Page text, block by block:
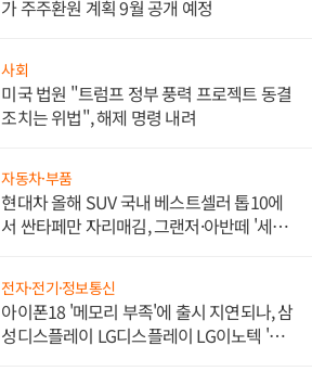
가 주주환원 계획 9월 공개 예정
사회
미국 법원 "트럼프 정부 풍력 프로젝트 동결
조치는 위법", 해제 명령 내려
자동차·부품
현대차 올해 SUV 국내 베스트셀러 톱10에
서 싼타페만 자리매김, 그랜저·아반떼 '세단
전자·전기·정보통신
아이폰18 '메모리 부족'에 출시 지연되나, 삼
성디스플레이 LG디스플레이 LG이노텍 '탈